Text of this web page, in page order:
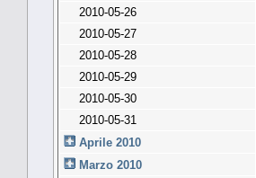
2010-05-26
2010-05-27
2010-05-28
2010-05-29
2010-05-30
2010-05-31
Aprile 2010
Marzo 2010